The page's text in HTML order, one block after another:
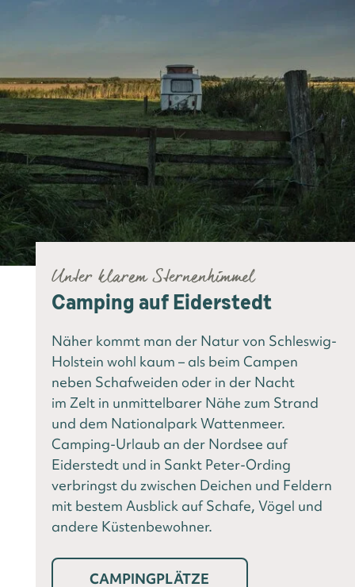
Unter klarem Sternenhimmel
Camping auf Eiderstedt
Näher kommt man der Natur von Schleswig-
Holstein wohl kaum – als beim Campen
neben Schafweiden oder in der Nacht
im Zelt in unmittelbarer Nähe zum Strand
und dem Nationalpark Wattenmeer.
Camping-Urlaub an der Nordsee auf
Eiderstedt und in Sankt Peter-Ording
verbringst du zwischen Deichen und Feldern
mit bestem Ausblick auf Schafe, Vögel und
andere Küstenbewohner.
CAMPINGPLÄTZE